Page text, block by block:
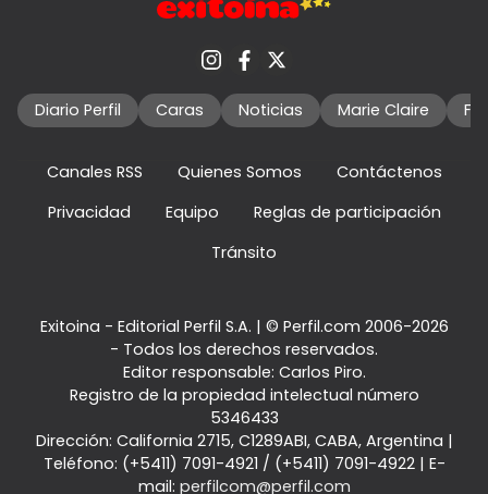
Diario Perfil Caras Noticias Marie Claire
Canales RSS Quienes Somos
Contáctenos
Privacidad
Equipo
Reglas de participación
Tránsito
Exitoina - Editorial Perfil S.A. | © Perfil.com 2006-2026
- Todos los derechos reservados.
Editor responsable: Carlos Piro.
Registro de la propiedad intelectual número
5346433
Dirección: California 2715, C1289ABI, CABA, Argentina |
Teléfono: (+5411) 7091-4921 / (+5411) 7091-4922| E-
mail: perfilcom@perfil.com